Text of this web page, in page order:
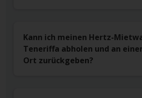
Kann ich meinen Hertz-
Teneriffa abholen und an
Ort zurückgeben?